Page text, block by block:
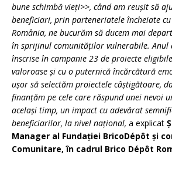
bune schimbă vieți>>, când am reușit să
beneficiari, prin parteneriatele încheiate
România, ne bucurăm să ducem mai
în sprijinul comunităților vulnerabile. Anul
înscrise în campanie 23 de proiecte
valoroase și cu o puternică încărcătură
ușor să selectăm proiectele câștigătoare,
finanțăm pe cele care răspund unei nevoi
același timp, un impact cu adevărat
beneficiarilor, la nivel național, a explicat Ş
Manager al Fundaţiei BricoDépôt şi
Comunitare, în cadrul Brico Dépôt